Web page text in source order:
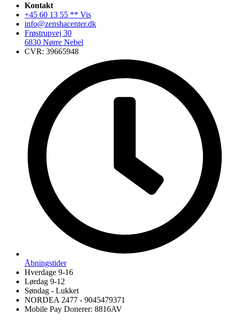
Kontakt
+45 60 13 55 ** Vis
info@zenshacenter.dk
Frøstrupvej 30
6830 Nørre Nebel
CVR: 39665948
Åbningstider
Hverdage 9-16
Lørdag 9-12
Søndag - Lukket
NORDEA 2477 - 9045479371
Mobile Pay Donerer: 8816AV